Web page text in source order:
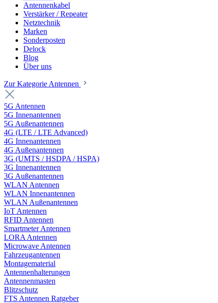
Antennenkabel
Verstärker / Repeater
Netztechnik
Marken
Sonderposten
Delock
Blog
Über uns
Zur Kategorie Antennen
5G Antennen
5G Innenantennen
5G Außenantennen
4G (LTE / LTE Advanced)
4G Innenantennen
4G Außenantennen
3G (UMTS / HSDPA / HSPA)
3G Innenantennen
3G Außenantennen
WLAN Antennen
WLAN Innenantennen
WLAN Außenantennen
IoT Antennen
RFID Antennen
Smartmeter Antennen
LORA Antennen
Microwave Antennen
Fahrzeugantennen
Montagematerial
Antennenhalterungen
Antennenmasten
Blitzschutz
FTS Antennen Ratgeber